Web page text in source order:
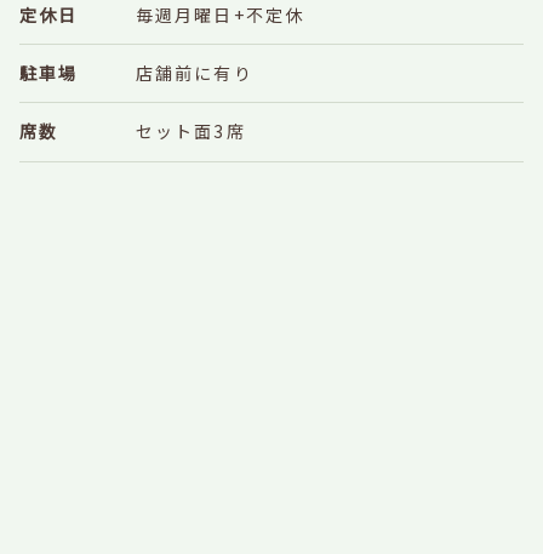
定休日 毎週月曜日+不定休
駐車場 店舗前に有り
席数 セット面3席